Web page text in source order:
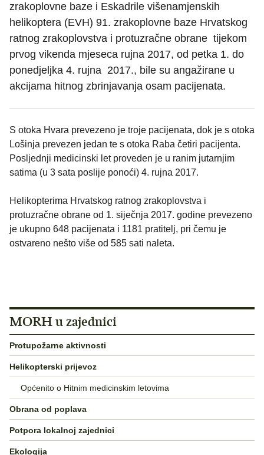
zrakoplovne baze i Eskadrile višenamjenskih
helikoptera (EVH) 91. zrakoplovne baze Hrvatskog
ratnog zrakoplovstva i protuzračne obrane tijekom
prvog vikenda mjeseca rujna 2017, od petka 1. do
ponedjeljka 4. rujna 2017., bile su angažirane u
akcijama hitnog zbrinjavanja osam pacijenata.
S otoka Hvara prevezeno je troje pacijenata, dok je s otoka
Lošinja prevezen jedan te s otoka Raba četiri pacijenta.
Posljednji medicinski let proveden je u ranim jutarnjim
satima (u 3 sata poslije ponoći) 4. rujna 2017.
Helikopterima Hrvatskog ratnog zrakoplovstva i
protuzračne obrane od 1. siječnja 2017. godine prevezeno
je ukupno 648 pacijenata i 1181 pratitelj, pri čemu je
ostvareno nešto više od 585 sati naleta.
MORH u zajednici
Protupožarne aktivnosti
Helikopterski prijevoz
Općenito o Hitnim medicinskim letovima
Obrana od poplava
Potpora lokalnoj zajednici
Ekologija